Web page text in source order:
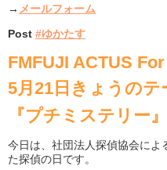
→ メールフォーム
Post #ゆかたす
FMFUJI ACTUS
5月21日きょうのテ
『プチミステリー』
今日は、社団法人探偵協会によ
た探偵の日です。